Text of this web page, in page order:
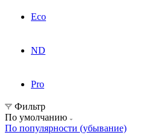
Eco
ND
Pro
Фильтр
По умолчанию
По популярности (убывание)